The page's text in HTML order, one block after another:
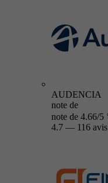
AUDENCIA
note de
note de 4.66/5
4.7 — 116 avis